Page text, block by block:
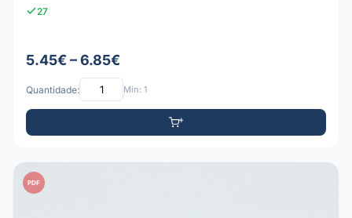
27
5.45€ – 6.85€
Quantidade: Mín: 1
PDF